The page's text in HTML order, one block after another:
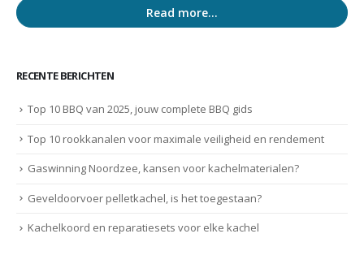
Read more...
RECENTE BERICHTEN
Top 10 BBQ van 2025, jouw complete BBQ gids
Top 10 rookkanalen voor maximale veiligheid en rendement
Gaswinning Noordzee, kansen voor kachelmaterialen?
Geveldoorvoer pelletkachel, is het toegestaan?
Kachelkoord en reparatiesets voor elke kachel